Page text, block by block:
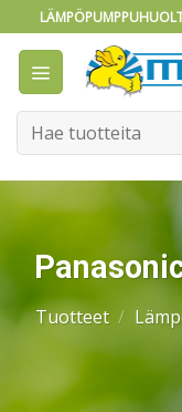
to
content
Etsi:
Tuotteet /